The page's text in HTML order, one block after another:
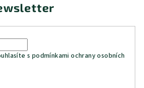
s podmínkami ochrany osobních